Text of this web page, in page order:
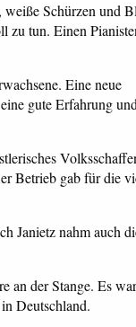
Schürzen und
zu tun. Einen
Eine neue
gute Erfahrung
Betrieb gab für die
Janietz nahm auch
an der Stange. Es
Deutschland.